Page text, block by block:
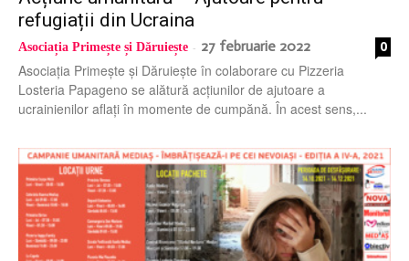
refugiații din Ucraina
Asociația Primește și Dăruiește - 27 februarie 2022 0
Asociația Primește și Dăruiește în colaborare cu Pizzeria
Losteria Papageno se alătură acțiunilor de ajutoare a
ucrainienilor aflați în momente de cumpănă. În acest sens,...